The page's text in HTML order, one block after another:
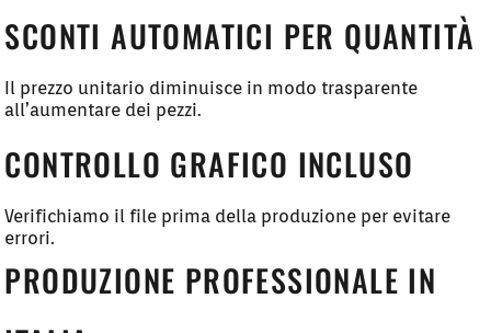
SCONTI AUTOMATICI PER QUANTITÀ
Il prezzo unitario diminuisce in modo trasparente
all’aumentare dei pezzi.
CONTROLLO GRAFICO INCLUSO
Verifichiamo il file prima della produzione per evitare
errori.
PRODUZIONE PROFESSIONALE IN